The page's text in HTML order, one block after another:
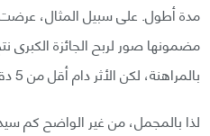
مدة أطول. على سبيل المثال،
مضمونها صور لربح الجائزة الكبرى
بالمراهنة، لكن الأثر دام أقل من 5 دقائق.
لذا بالمجمل، من غير الواضح كم